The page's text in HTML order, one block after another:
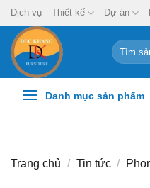
Chuyển
đến
nội
dung
Dịch vụ Thiết kế Dự án
Tìm
kiếm:
Danh mục sản phẩm
Trang chủ / Tin tức /